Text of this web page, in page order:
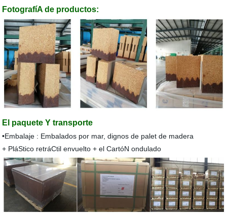
FotografíA de productos:
El paquete Y transporte
•Embalaje : Embalados por mar, dignos de palet de madera
+ PláStico retráCtil envuelto + el CartóN ondulado